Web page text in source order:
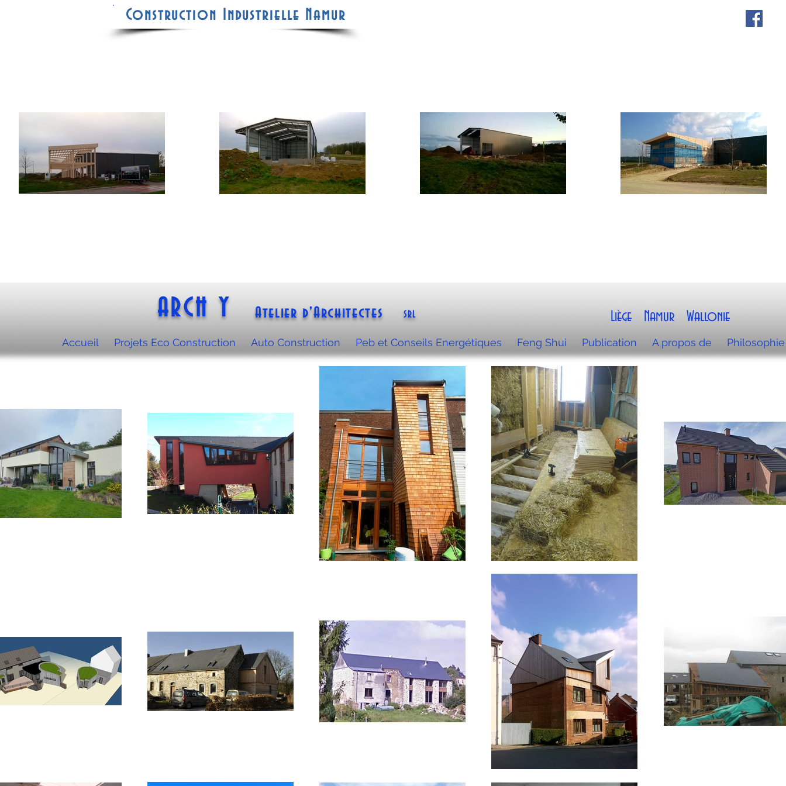
Construction Industrielle Namur
ARCH Y Atelier d'ArchitectesSRL Liège Namur Wallonie
Accueil Projets Eco Construction Auto Construction Peb et Conseils Energétiques Feng Shui Publication A propos de Philosophie